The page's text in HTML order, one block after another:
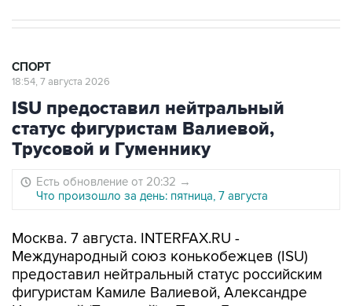
СПОРТ
18:54, 7 августа 2026
ISU предоставил нейтральный
статус фигуристам Валиевой,
Трусовой и Гуменнику
Есть обновление от 20:32 →
Что произошло за день: пятница, 7 августа
Москва. 7 августа. INTERFAX.RU -
Международный союз конькобежцев (ISU)
предоставил нейтральный статус российским
фигуристам Камиле Валиевой, Александре